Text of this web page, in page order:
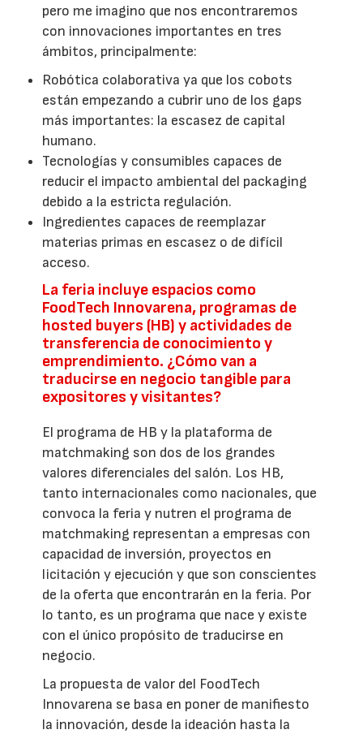
pero me imagino que nos encontraremos
con innovaciones importantes en tres
ámbitos, principalmente:
Robótica colaborativa ya que los cobots
están empezando a cubrir uno de los gaps
más importantes: la escasez de capital
humano.
Tecnologías y consumibles capaces de
reducir el impacto ambiental del packaging
debido a la estricta regulación.
Ingredientes capaces de reemplazar
materias primas en escasez o de difícil
acceso.
La feria incluye espacios como
FoodTech Innovarena, programas de
hosted buyers (HB) y actividades de
transferencia de conocimiento y
emprendimiento. ¿Cómo van a
traducirse en negocio tangible para
expositores y visitantes?
El programa de HB y la plataforma de
matchmaking son dos de los grandes
valores diferenciales del salón. Los HB,
tanto internacionales como nacionales, que
convoca la feria y nutren el programa de
matchmaking representan a empresas con
capacidad de inversión, proyectos en
licitación y ejecución y que son conscientes
de la oferta que encontrarán en la feria. Por
lo tanto, es un programa que nace y existe
con el único propósito de traducirse en
negocio.
La propuesta de valor del FoodTech
Innovarena se basa en poner de manifiesto
la innovación, desde la ideación hasta la